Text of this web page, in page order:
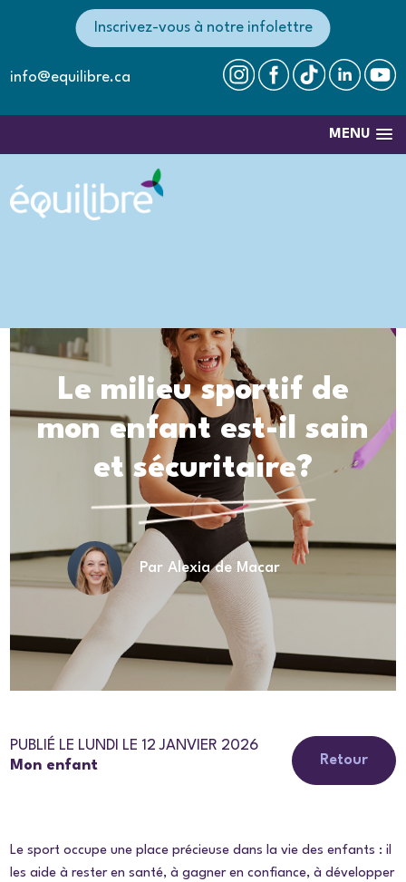
info@equilibre.ca
Inscrivez-vous à notre infolettre
MENU
Le milieu sportif de
mon enfant est-il sain
et sécuritaire?
Par Alexia de Macar
PUBLIÉ LE LUNDI LE 12 JANVIER 2026
Mon enfant
Retour
Le sport occupe une place précieuse dans la vie des enfants : il
les aide à rester en santé, à gagner en confiance, à développer